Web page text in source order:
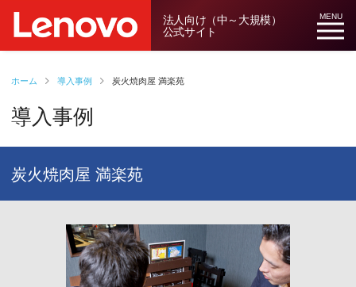
法人向け（中～大規模）
公式サイト
MENU
ホーム 導入事例 炭火焼肉屋 満楽苑
導入事例
炭火焼肉屋 満楽苑